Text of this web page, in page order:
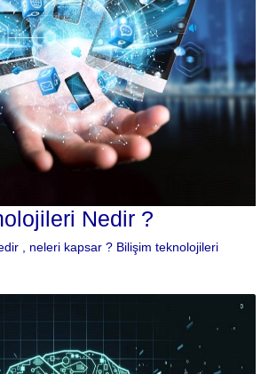
Nedir ?
, neleri kapsar ? Bilişim teknolojileri